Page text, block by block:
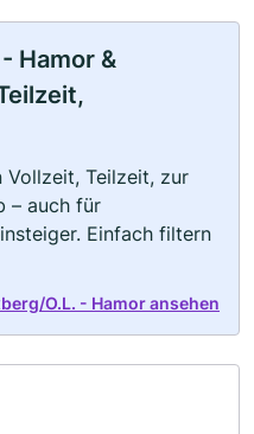
Hamor &
Vollzeit, Teilzeit, zur
– auch für
Einfach filtern
O.L. - Hamor ansehen